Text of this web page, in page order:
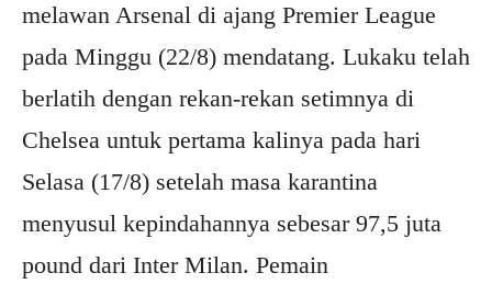
melawan Arsenal di ajang Premier League
pada Minggu (22/8) mendatang. Lukaku telah
berlatih dengan rekan-rekan setimnya di
Chelsea untuk pertama kalinya pada hari
Selasa (17/8) setelah masa karantina
menyusul kepindahannya sebesar 97,5 juta
pound dari Inter Milan. Pemain